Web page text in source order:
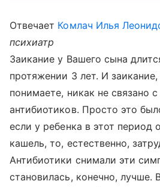
Отвечает Комлач Илья
психиатр
Заикание у Вашего сына
протяжении 3 лет. И
понимаете, никак не связано
антибиотиков. Просто это
если у ребенка в этот период
кашель, то, естественно,
Антибиотики снимали эти
становилась, конечно, лучше.